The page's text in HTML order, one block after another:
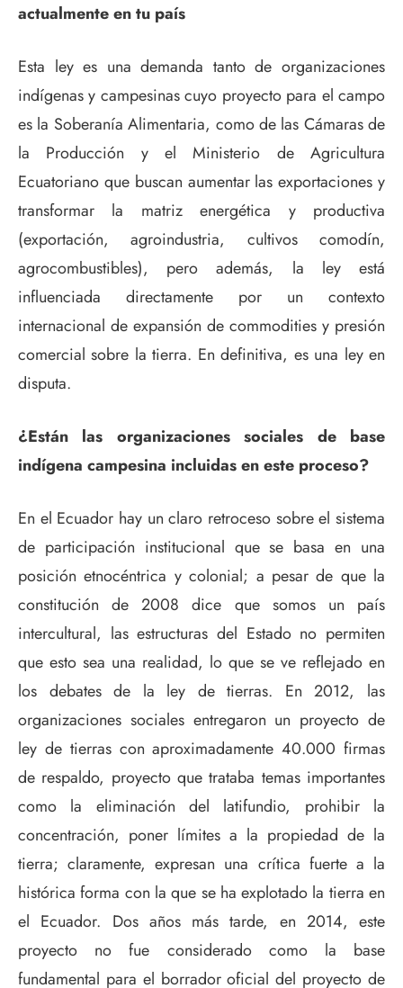
actualmente en tu país
Esta ley es una demanda tanto de organizaciones
indígenas y campesinas cuyo proyecto para el campo
es la Soberanía Alimentaria, como de las Cámaras de
la Producción y el Ministerio de Agricultura
Ecuatoriano que buscan aumentar las exportaciones y
transformar la matriz energética y productiva
(exportación, agroindustria, cultivos comodín,
agrocombustibles), pero además, la ley está
influenciada directamente por un contexto
internacional de expansión de commodities y presión
comercial sobre la tierra. En definitiva, es una ley en
disputa.
¿Están las organizaciones sociales de base
indígena campesina incluidas en este proceso?
En el Ecuador hay un claro retroceso sobre el sistema
de participación institucional que se basa en una
posición etnocéntrica y colonial; a pesar de que la
constitución de 2008 dice que somos un país
intercultural, las estructuras del Estado no permiten
que esto sea una realidad, lo que se ve reflejado en
los debates de la ley de tierras. En 2012, las
organizaciones sociales entregaron un proyecto de
ley de tierras con aproximadamente 40.000 firmas
de respaldo, proyecto que trataba temas importantes
como la eliminación del latifundio, prohibir la
concentración, poner límites a la propiedad de la
tierra; claramente, expresan una crítica fuerte a la
histórica forma con la que se ha explotado la tierra en
el Ecuador. Dos años más tarde, en 2014, este
proyecto no fue considerado como la base
fundamental para el borrador oficial del proyecto de